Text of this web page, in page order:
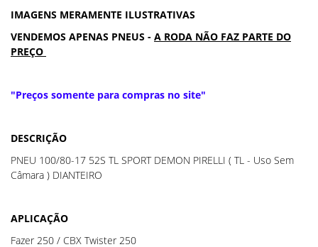
IMAGENS MERAMENTE ILUSTRATIVAS
VENDEMOS APENAS PNEUS - A RODA NÃO FAZ PARTE DO
PREÇO
"Preços somente para compras no site"
DESCRIÇÃO
PNEU 100/80-17 52S TL SPORT DEMON PIRELLI ( TL - Uso Sem
Câmara ) DIANTEIRO
APLICAÇÃO
Fazer 250 / CBX Twister 250